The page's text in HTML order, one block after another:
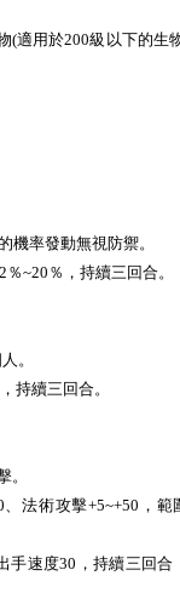
(適用於200級以下的生
機率發動無視防禦。
~20％，持續三回合。
。
持續三回合。
。
法術攻擊+5~+50，範
手速度30，持續三回合